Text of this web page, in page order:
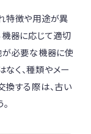
特徴や用途が異
機器に応じて適切
が必要な機器に使
く、種類やメー
換する際は、古い